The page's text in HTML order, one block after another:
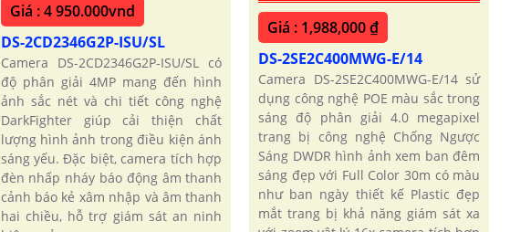
Giá : 4 950.000vnd
DS-2CD2346G2P-ISU/SL
Camera DS-2CD2346G2P-ISU/SL có
độ phân giải 4MP mang đến hình
ảnh sắc nét và chi tiết công nghệ
DarkFighter giúp cải thiện chất
lượng hình ảnh trong điều kiện ánh
sáng yếu. Đặc biệt, camera tích hợp
đèn nhấp nháy báo động âm thanh
cảnh báo kẻ xâm nhập và âm thanh
hai chiều, hỗ trợ giám sát an ninh
Giá : 1,988,000 ₫
DS-2SE2C400MWG-E/14
Camera DS-2SE2C400MWG-E/14 sử
dụng công nghệ POE màu sắc trong
sáng độ phân giải 4.0 megapixel
trang bị công nghệ Chống Ngược
Sáng DWDR hình ảnh xem ban đêm
sáng đẹp với Full Color 30m có màu
như ban ngày thiết kế Plastic đẹp
mắt trang bị khả năng giám sát xa